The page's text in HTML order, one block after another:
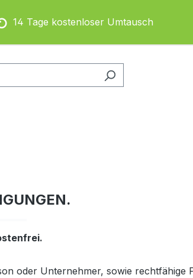
14 Tage kostenloser Umtausch
oder Unternehmer, sowie rechtfähige